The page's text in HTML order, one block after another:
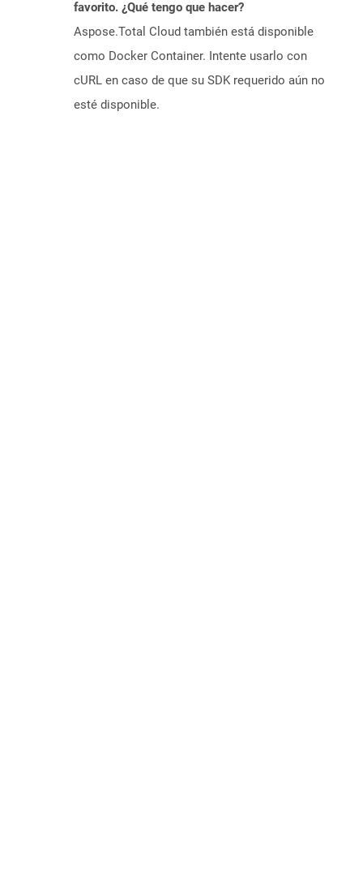
favorito. ¿Qué tengo que hacer?
Aspose.Total Cloud también está disponible
como Docker Container. Intente usarlo con
cURL en caso de que su SDK requerido aún no
esté disponible.